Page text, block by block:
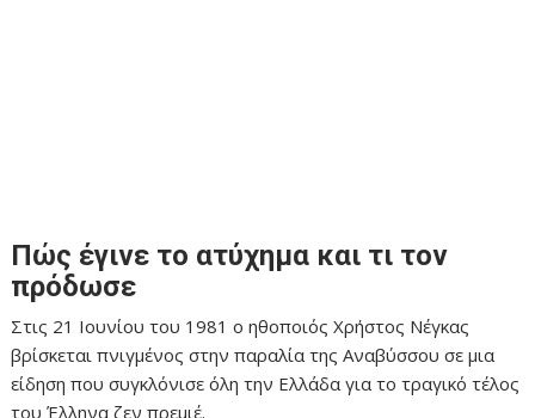
Πώς έγινε το ατύχημα και τι τον
πρόδωσε
Στις 21 Ιουνίου του 1981 ο ηθοποιός Χρήστος Νέγκας
βρίσκεται πνιγμένος στην παραλία της Αναβύσσου σε μια
είδηση που συγκλόνισε όλη την Ελλάδα για το τραγικό τέλος
του Έλληνα ζεν πρεμιέ.